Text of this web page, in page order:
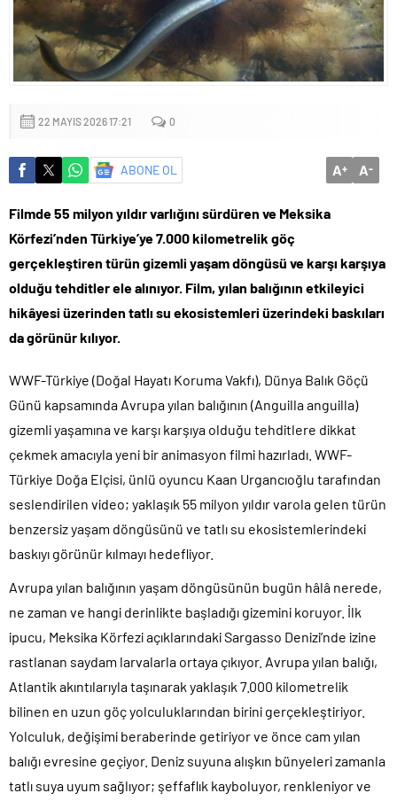
Küçük işletmeler büyük siber risklerle karşı karşıya
22 MAYIS 2026 17:21 0
ABONE OL A+ A-
Filmde 55 milyon yıldır varlığını sürdüren ve Meksika
Körfezi’nden Türkiye’ye 7.000 kilometrelik göç
gerçekleştiren türün gizemli yaşam döngüsü ve karşı karşıya
olduğu tehditler ele alınıyor. Film, yılan balığının etkileyici
hikâyesi üzerinden tatlı su ekosistemleri üzerindeki baskıları
da görünür kılıyor.
WWF-Türkiye (Doğal Hayatı Koruma Vakfı), Dünya Balık Göçü
Günü kapsamında Avrupa yılan balığının (Anguilla anguilla)
gizemli yaşamına ve karşı karşıya olduğu tehditlere dikkat
çekmek amacıyla yeni bir animasyon filmi hazırladı. WWF-
Türkiye Doğa Elçisi, ünlü oyuncu Kaan Urgancıoğlu tarafından
seslendirilen video; yaklaşık 55 milyon yıldır varola gelen türün
benzersiz yaşam döngüsünü ve tatlı su ekosistemlerindeki
baskıyı görünür kılmayı hedefliyor.
Avrupa yılan balığının yaşam döngüsünün bugün hâlâ nerede,
ne zaman ve hangi derinlikte başladığı gizemini koruyor. İlk
ipucu, Meksika Körfezi açıklarındaki Sargasso Denizi’nde izine
rastlanan saydam larvalarla ortaya çıkıyor. Avrupa yılan balığı,
Atlantik akıntılarıyla taşınarak yaklaşık 7.000 kilometrelik
bilinen en uzun göç yolculuklarından birini gerçekleştiriyor.
Yolculuk, değişimi beraberinde getiriyor ve önce cam yılan
balığı evresine geçiyor. Deniz suyuna alışkın bünyeleri zamanla
tatlı suya uyum sağlıyor; şeffaflık kayboluyor, renkleniyor ve